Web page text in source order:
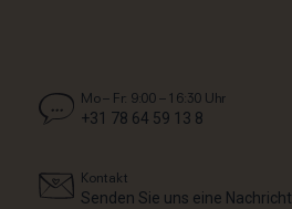
Mo – Fr: 9:00 – 16:30 Uhr
+31 78 64 59 13 8
Kontakt
Senden Sie uns eine Nachricht